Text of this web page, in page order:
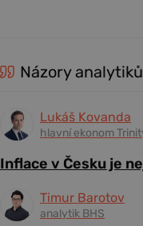
Názory analytiků
Lukáš Kovanda
hlavní ekonom
Inflace v Česku je
Timur Barotov
analytik BHS